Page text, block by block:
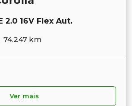
2.0 16V Flex Aut.
74.247 km
Ver mais